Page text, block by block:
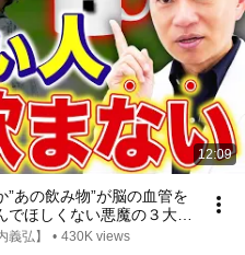
12:09
”あの飲み物”が脳の血管を
ほしくない悪魔の３大ド
て認知症リスクを下げる
弘】 • 430K views